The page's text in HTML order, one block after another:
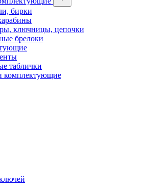
бирки
ключницы, цепочки
брелоки
таблички
комплектующие